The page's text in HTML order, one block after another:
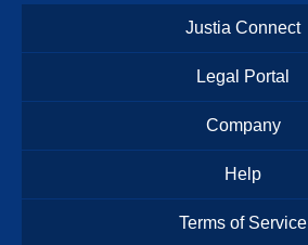
Justia Connect
Legal Portal
Company
Help
Terms of Service